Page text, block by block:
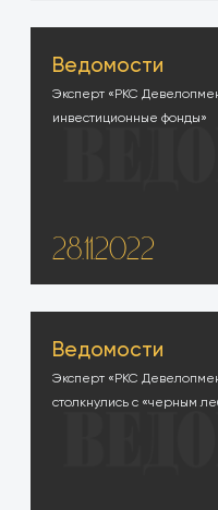
Ведомости
Эксперт «РКС
инвестиционные фонды»
28.11.2022
Ведомости
Эксперт «РКС
столкнулись с «черным